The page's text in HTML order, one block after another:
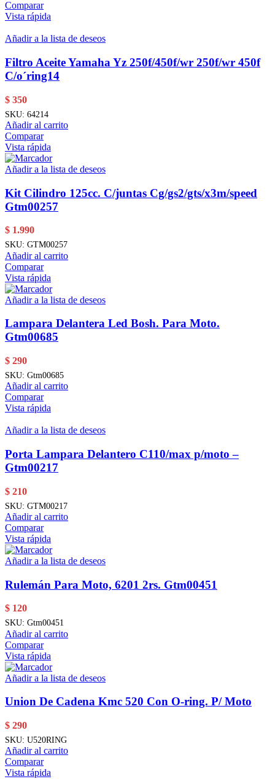
Comparar
Vista rápida
Añadir a la lista de deseos
Filtro Aceite Yamaha Yz 250f/450f/wr 250f/wr 450f
C/o´ring14
$ 350
SKU: 64214
Añadir al carrito
Comparar
Vista rápida
Añadir a la lista de deseos
Kit Cilindro 125cc. C/juntas Cg/gs2/gts/x3m/speed
Gtm00257
$ 1.990
SKU: GTM00257
Añadir al carrito
Comparar
Vista rápida
Añadir a la lista de deseos
Lampara Delantera Led Bosh. Para Moto.
Gtm00685
$ 290
SKU: Gtm00685
Añadir al carrito
Comparar
Vista rápida
Añadir a la lista de deseos
Porta Lampara Delantero C110/max p/moto –
Gtm00217
$ 210
SKU: GTM00217
Añadir al carrito
Comparar
Vista rápida
Añadir a la lista de deseos
Rulemán Para Moto, 6201 2rs. Gtm00451
$ 120
SKU: Gtm00451
Añadir al carrito
Comparar
Vista rápida
Añadir a la lista de deseos
Union De Cadena Kmc 520 Con O-ring. P/ Moto
$ 290
SKU: U520RING
Añadir al carrito
Comparar
Vista rápida